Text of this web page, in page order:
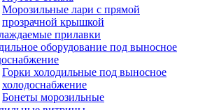
Морозильные лари с прямой
прозрачной крышкой
прилавки
оборудование под выносное
Горки холодильные под выносное
холодоснабжение
Бонеты морозильные